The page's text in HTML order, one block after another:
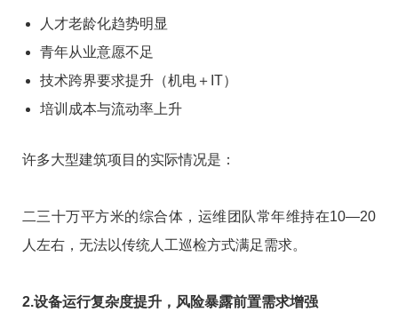
人才老龄化趋势明显
青年从业意愿不足
技术跨界要求提升（机电＋IT）
培训成本与流动率上升
许多大型建筑项目的实际情况是：
二三十万平方米的综合体，运维团队常年维持在10—20
人左右，无法以传统人工巡检方式满足需求。
2.设备运行复杂度提升，风险暴露前置需求增强